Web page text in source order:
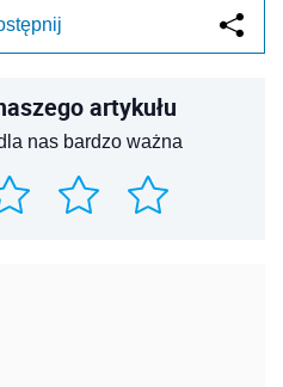
artykułu
nas bardzo ważna